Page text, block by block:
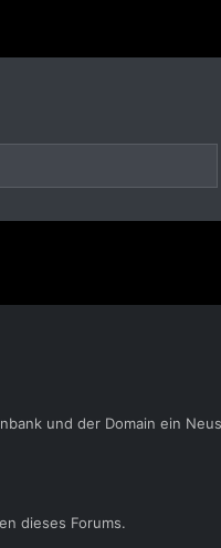
und der Domain ein
dieses Forums.